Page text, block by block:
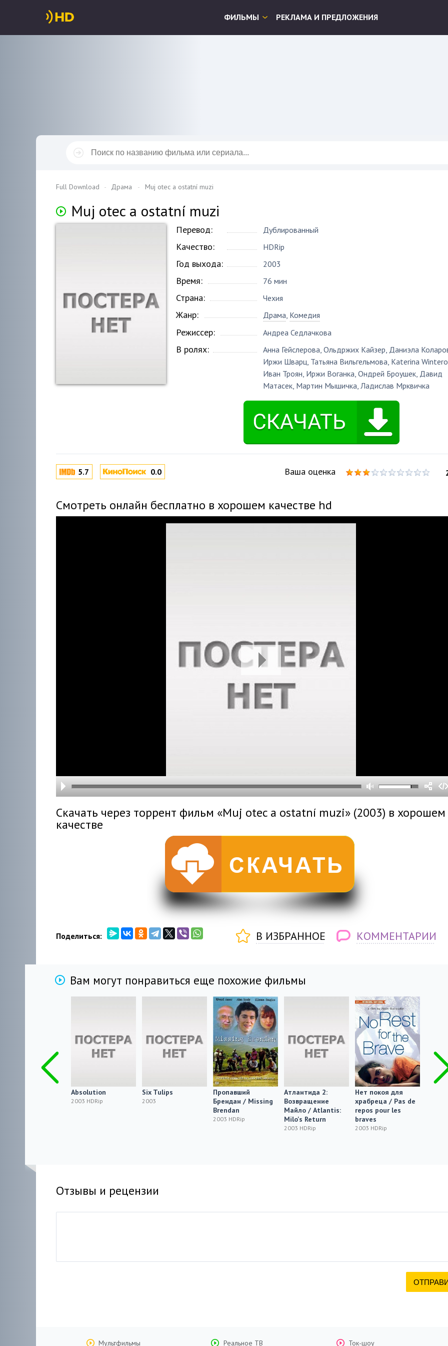
ФИЛЬМЫ РЕКЛАМА И ПРЕДЛОЖЕНИЯ
Full Download Драма Muj otec a ostatní muzi
Muj otec a ostatní muzi
Перевод: Дублированный
Качество: HDRip
Год выхода: 2003
Время: 76 мин
Страна: Чехия
Жанр: Драма, Комедия
Режиссер: Андреа Седлачкова
В ролях: Анна Гейслерова, Ольдржих Кайзер, Даниэла
Иржи Шварц, Татьяна Вильгельмова, Katerina
Иван Троян, Иржи Воганка, Ондрей Броушек, Давид
Матасек, Мартин Мышичка, Ладислав Мрквичка
5.7 0.0 Ваша оценка
Смотреть онлайн бесплатно в хорошем качестве hd
Скачать через торрент фильм «Muj otec a ostatní muzi» (2003) в хорошем
качестве
Поделиться: В ИЗБРАННОЕ КОММЕНТАРИИ
Вам могут понравиться еще похожие фильмы
Absolution
2003 HDRip
Six Tulips
2003
Пропавший
Брендан / Missing
Brendan
2003 HDRip
Атлантида 2:
Возвращение
Майло / Atlantis:
Milo's Return
2003 HDRip
Нет покоя для
храбреца / Pas de
repos pour les
braves
2003 HDRip
Отзывы и рецензии
Мультфильмы Реальное ТВ Ток-шоу